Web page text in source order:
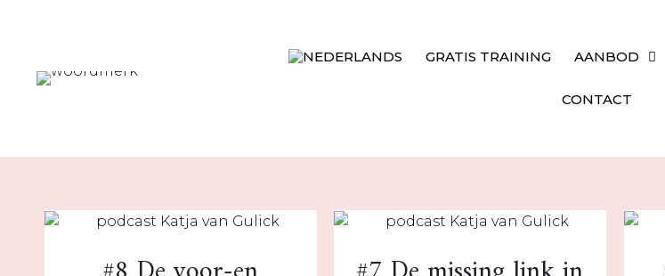
GRATIS TRAINING AANBOD
CONTACT